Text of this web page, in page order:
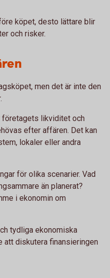
köpet, desto lättare blir
och risker.
men det är inte den
företagets likviditet och
efter affären. Det kan
lokaler eller andra
för olika scenarier. Vad
än planerat?
i ekonomin om
tydliga ekonomiska
att diskutera finansieringen